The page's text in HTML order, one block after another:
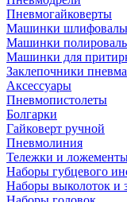
Пневмогайковерты
Машинки
Машинки
Машинки для
Заклепочники
Аксессуары
Пневмопистолеты
Болгарки
Гайковерт ручной
Пневмолиния
Тележки и
Наборы губцевого
Наборы выколоток и